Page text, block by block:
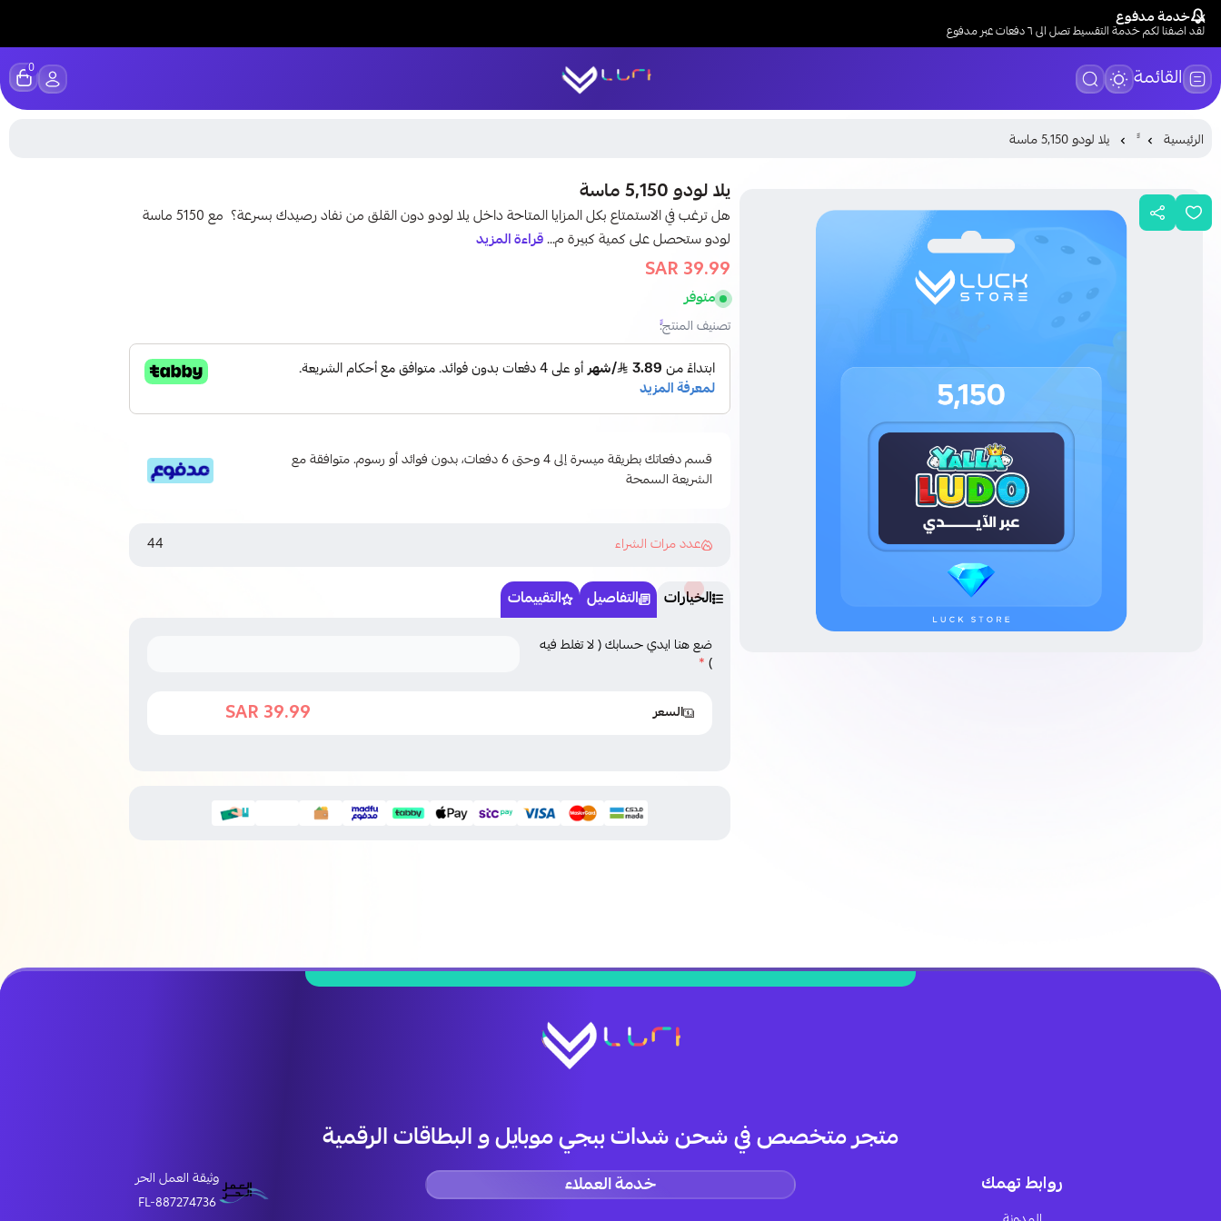
خدمة مدفوع
لقد اضفنا لكم خدمة التقسيط تصل الى ٦ دفعات عبر مدفوع
القائمة LUCK STORE
0
الرئيسية يلا لودو 5,150 ماسة
يلا لودو 5,150 ماسة
هل ترغب في الاستمتاع بكل المزايا المتاحة داخل يلا لودو دون القلق من نفاد رصيدك بسرعة؟ مع 5150 ماسة
لودو ستحصل على كمية كبيرة م...قراءة المزيد
39.99 SAR
متوفر
تصنيف المنتج:
قسم دفعاتك بطريقة ميسرة إلى 4 وحتى 6 دفعات، بدون فوائد أو رسوم. متوافقة مع
الشريعة السمحة
عدد مرات الشراء 44
الخيارات التفاصيل التقييمات
ضع هنا ايدي حسابك ( لا تغلط فيه
)
*
السعر 39.99 SAR
متجر متخصص في شحن شدات ببجي موبايل و البطاقات الرقمية
روابط تهمك خدمة العملاء
وثيقة العمل الحر
FL-887274736